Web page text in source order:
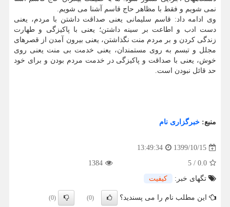
نمی شویم و فقط با مظاهر حاج قاسم آشنا می شویم.
وی ادامه داد: قاسم سلیمانی یعنی صداقت داشتن با مردم، یعنی
دست ادب و اطاعت بر سینه داشتن؛ یعنی با پاکیزگی و طهارت
زندگی کردن و بر مردم منت نگذاشتن، یعنی بیرون آمدن از قصرهای
مجلل و تبسم به روی مستمندان، یعنی خدمت بی منت یعنی روی
خوش، یعنی با صداقت و پاکیزگی در خدمت مردم بودن و برای خود
حد قائل نبودن است.
منبع: خبرگزاری نام
1399/10/15
13:49:34
0.0
/
5
1384
تگهای خبر:
كیفیت
این مطلب نام را می پسندید؟ (0)
(0)